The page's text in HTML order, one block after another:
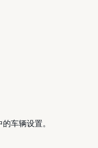
车辆设置。